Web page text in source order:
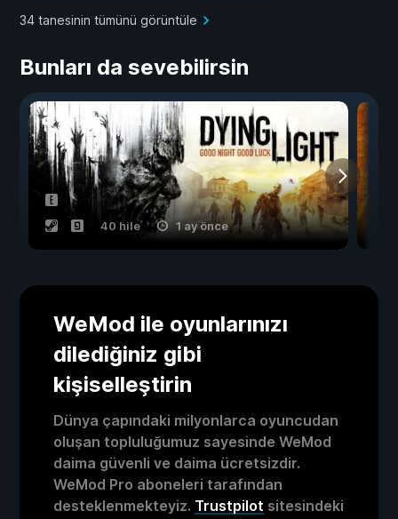
34 tanesinin tümünü görüntüle
Bunları da sevebilirsin
40 hile 1 ay önce
WeMod ile oyunlarınızı
dilediğiniz gibi
kişiselleştirin
Dünya çapındaki milyonlarca oyuncudan
oluşan topluluğumuz sayesinde WeMod
daima güvenli ve daima ücretsizdir.
WeMod Pro aboneleri tarafından
desteklenmekteyiz. Trustpilot sitesindeki